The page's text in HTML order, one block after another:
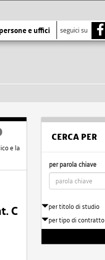
persone e uffici seguici su
e la
C
CERCA PER
per parola chiave
per titolo di studio
per tipo di contratto